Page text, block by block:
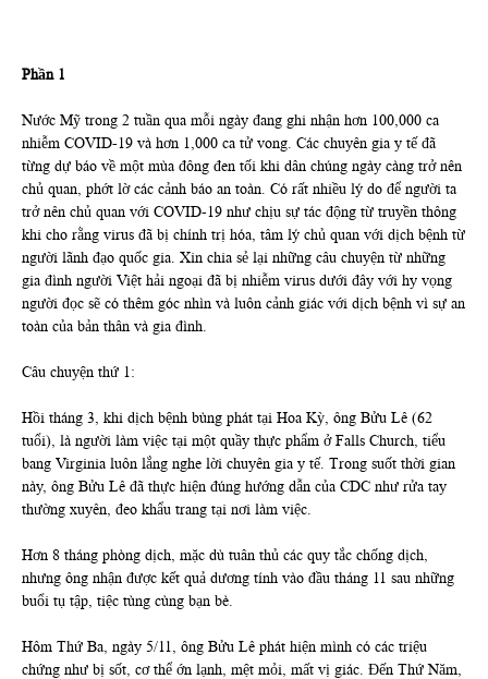
Phần 1
Nước Mỹ trong 2 tuần qua mỗi ngày đang ghi nhận hơn 100,000 ca
nhiễm COVID-19 và hơn 1,000 ca tử vong. Các chuyên gia y tế đã
từng dự báo về một mùa đông đen tối khi dân chúng ngày càng trở nên
chủ quan, phớt lờ các cảnh báo an toàn. Có rất nhiều lý do để người ta
trở nên chủ quan với COVID-19 như chịu sự tác động từ truyền thông
khi cho rằng virus đã bị chính trị hóa, tâm lý chủ quan với dịch bệnh từ
người lãnh đạo quốc gia. Xin chia sẻ lại những câu chuyện từ những
gia đình người Việt hải ngoại đã bị nhiễm virus dưới đây với hy vọng
người đọc sẽ có thêm góc nhìn và luôn cảnh giác với dịch bệnh vì sự an
toàn của bản thân và gia đình.
Câu chuyện thứ 1:
Hồi tháng 3, khi dịch bệnh bùng phát tại Hoa Kỳ, ông Bửu Lê (62
tuổi), là người làm việc tại một quầy thực phẩm ở Falls Church, tiểu
bang Virginia luôn lắng nghe lời chuyên gia y tế. Trong suốt thời gian
này, ông Bửu Lê đã thực hiện đúng hướng dẫn của CDC như rửa tay
thường xuyên, đeo khẩu trang tại nơi làm việc.
Hơn 8 tháng phòng dịch, mặc dù tuân thủ các quy tắc chống dịch,
nhưng ông nhận được kết quả dương tính vào đầu tháng 11 sau những
buổi tụ tập, tiệc tùng cùng bạn bè.
Hôm Thứ Ba, ngày 5/11, ông Bửu Lê phát hiện mình có các triệu
chứng như bị sốt, cơ thể ớn lạnh, mệt mỏi, mất vị giác. Đến Thứ Năm,